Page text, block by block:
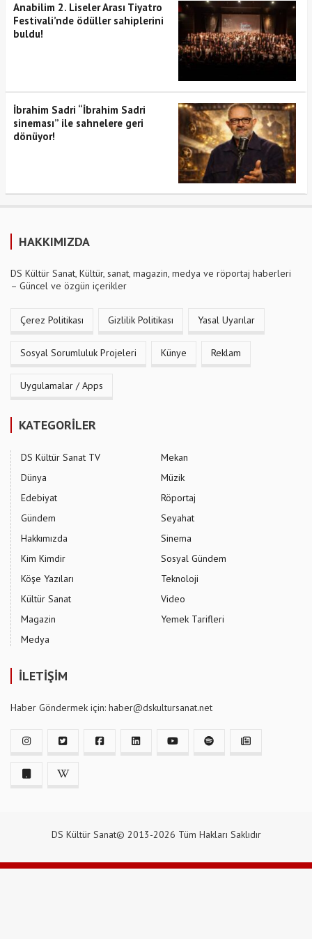
Anabilim 2. Liseler Arası Tiyatro
Festivali’nde ödüller sahiplerini
buldu!
İbrahim Sadri “İbrahim Sadri
sineması” ile sahnelere geri
dönüyor!
HAKKIMIZDA
DS Kültür Sanat, Kültür, sanat, magazin, medya ve röportaj haberleri
– Güncel ve özgün içerikler
Çerez Politikası Gizlilik Politikası Yasal Uyarılar
Sosyal Sorumluluk Projeleri Künye Reklam
Uygulamalar / Apps
KATEGORİLER
DS Kültür Sanat TV
Dünya
Edebiyat
Gündem
Hakkımızda
Kim Kimdir
Köşe Yazıları
Kültür Sanat
Magazin
Medya
Mekan
Müzik
Röportaj
Seyahat
Sinema
Sosyal Gündem
Teknoloji
Video
Yemek Tarifleri
İLETİŞİM
Haber Göndermek için: haber@dskultursanat.net
DS Kültür Sanat© 2013-2026 Tüm Hakları Saklıdır